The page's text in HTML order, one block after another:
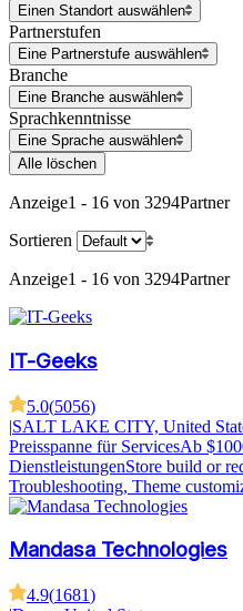
Einen Standort auswählen
Partnerstufen
Eine Partnerstufe auswählen
Branche
Eine Branche auswählen
Sprachkenntnisse
Eine Sprache auswählen
Alle löschen
Anzeige1 - 16 von 3294Partner
Sortieren
Anzeige1 - 16 von 3294Partner
IT-Geeks
5.0(5056)
|SALT LAKE CITY, United
Preisspanne für ServicesAb
DienstleistungenStore build or
Troubleshooting, Theme
Mandasa Technologies
4.9(1681)